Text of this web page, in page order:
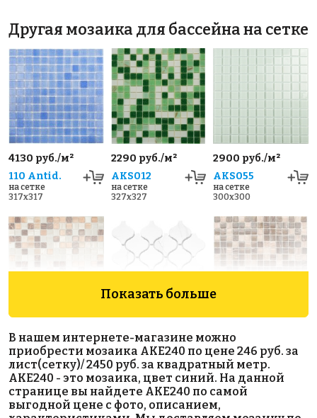
Другая мозаика для бассейна на сетке
4130 руб./м²
110 Antid.
на сетке
317x317
2290 руб./м²
AKS012
на сетке
327x327
2900 руб./м²
AKS055
на сетке
300x300
AKS016
на сетке
327x327
Carrara Matt
на сетке
280x246
AKS089_019
на сетке
327x327
Показать больше
В нашем интернете-магазине можно
приобрести мозаика AKE240 по цене 246 руб. за
лист(сетку)/ 2450 руб. за квадратный метр.
AKE240 - это мозаика, цвет синий. На данной
странице вы найдете AKE240 по самой
выгодной цене с фото, описанием,